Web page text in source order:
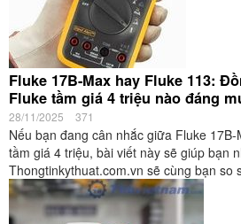
Fluke 17B-Max hay Fluke 113:
Fluke tầm giá 4 triệu nào đáng
28/11/2025 371
Nếu bạn đang cân nhắc giữa Fluke
tầm giá 4 triệu, bài viết này sẽ giúp bạn
Thongtinkythuat.com.vn sẽ cùng bạn so